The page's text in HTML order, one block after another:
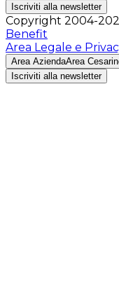
Iscriviti alla newsletter
Copyright 2004-
Benefit
Area Legale e
Area AziendaArea
Iscriviti alla newsletter